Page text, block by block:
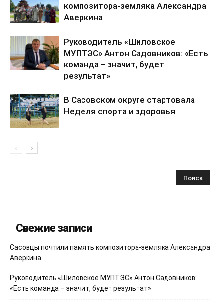
композитора-земляка Александра
Аверкина
Руководитель «Шиловское
МУПТЭС» Антон Садовников: «Есть
команда – значит, будет
результат»
В Сасовском округе стартовала
Неделя спорта и здоровья
Свежие записи
Сасовцы почтили память композитора-земляка Александра
Аверкина
Руководитель «Шиловское МУПТЭС» Антон Садовников:
«Есть команда – значит, будет результат»